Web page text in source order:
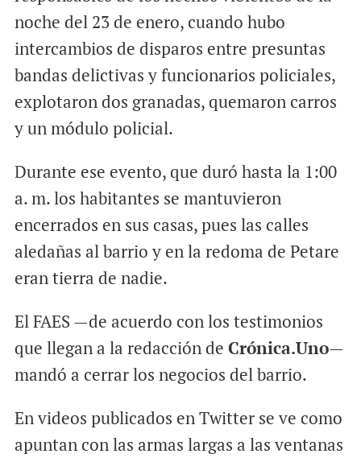
noche del 23 de enero, cuando hubo
intercambios de disparos entre presuntas
bandas delictivas y funcionarios policiales,
explotaron dos granadas, quemaron carros
y un módulo policial.
Durante ese evento, que duró hasta la 1:00
a. m. los habitantes se mantuvieron
encerrados en sus casas, pues las calles
aledañas al barrio y en la redoma de Petare
eran tierra de nadie.
El FAES —de acuerdo con los testimonios
que llegan a la redacción de Crónica.Uno—
mandó a cerrar los negocios del barrio.
En videos publicados en Twitter se ve como
apuntan con las armas largas a las ventanas